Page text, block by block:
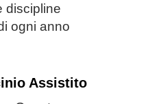
discipline
ogni anno
Assistito